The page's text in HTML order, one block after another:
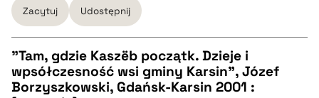
pobierz cytat
Zacytuj Udostępnij
CZYSTY TEKST
"Tam, gdzie Kaszëb początk. Dzieje i
wpsółczesność wsi gminy Karsin", Józef
Borzyszkowski, Gdańsk-Karsin 2001 :